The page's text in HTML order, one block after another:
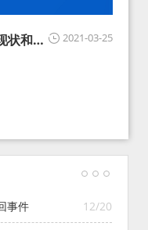
2021-03-25
状和展
12/20
事件